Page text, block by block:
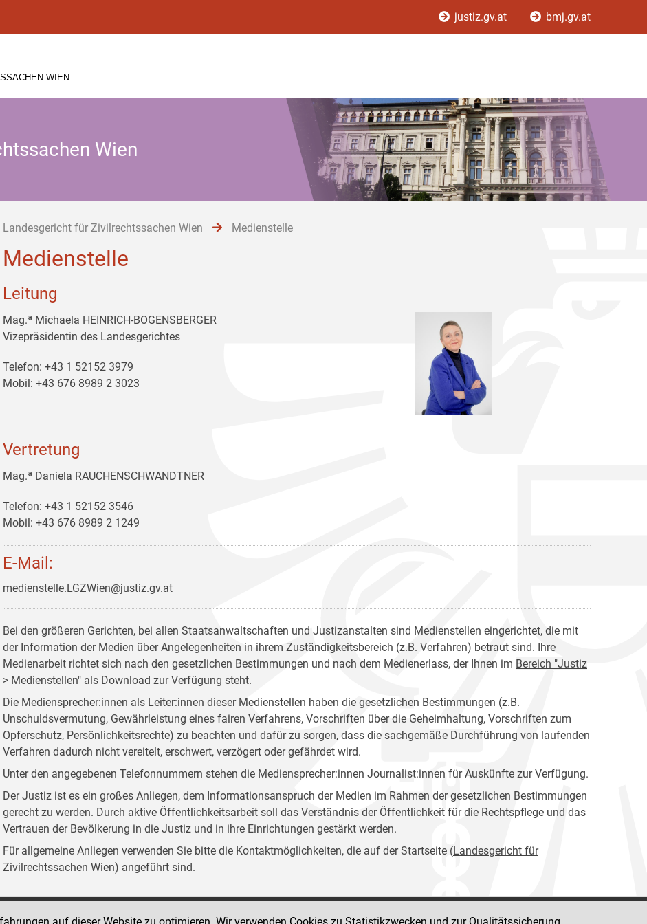
justiz.gv.at bmj.gv.at
WIEN
Wien
Landesgericht für Zivilrechtssachen Wien Medienstelle
Medienstelle
Leitung
Mag.ª Michaela HEINRICH-BOGENSBERGER
Vizepräsidentin des Landesgerichtes
Telefon: +43 1 52152 3979
Mobil: +43 676 8989 2 3023
Vertretung
Mag.ª Daniela RAUCHENSCHWANDTNER
Telefon: +43 1 52152 3546
Mobil: +43 676 8989 2 1249
E-Mail:
medienstelle.LGZWien@justiz.gv.at
Bei den größeren Gerichten, bei allen Staatsanwaltschaften und Justizanstalten sind Medienstellen eingerichtet, die mit
der Information der Medien über Angelegenheiten in ihrem Zuständigkeitsbereich (z.B. Verfahren) betraut sind. Ihre
Medienarbeit richtet sich nach den gesetzlichen Bestimmungen und nach dem Medienerlass, der Ihnen im Bereich "Justiz
> Medienstellen" als Download zur Verfügung steht.
Die Mediensprecher:innen als Leiter:innen dieser Medienstellen haben die gesetzlichen Bestimmungen (z.B.
Unschuldsvermutung, Gewährleistung eines fairen Verfahrens, Vorschriften über die Geheimhaltung, Vorschriften zum
Opferschutz, Persönlichkeitsrechte) zu beachten und dafür zu sorgen, dass die sachgemäße Durchführung von laufenden
Verfahren dadurch nicht vereitelt, erschwert, verzögert oder gefährdet wird.
Unter den angegebenen Telefonnummern stehen die Mediensprecher:innen Journalist:innen für Auskünfte zur Verfügung.
Der Justiz ist es ein großes Anliegen, dem Informationsanspruch der Medien im Rahmen der gesetzlichen Bestimmungen
gerecht zu werden. Durch aktive Öffentlichkeitsarbeit soll das Verständnis der Öffentlichkeit für die Rechtspflege und das
Vertrauen der Bevölkerung in die Justiz und in ihre Einrichtungen gestärkt werden.
Für allgemeine Anliegen verwenden Sie bitte die Kontaktmöglichkeiten, die auf der Startseite (Landesgericht für
Zivilrechtssachen Wien) angeführt sind.